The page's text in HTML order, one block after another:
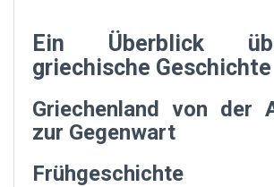
Ein Überblick
griechische Geschichte
Griechenland von der
zur Gegenwart
Frühgeschichte